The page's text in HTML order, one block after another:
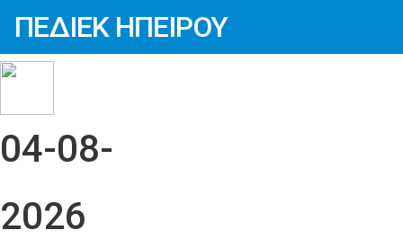
ΠΕΔΙΕΚ ΗΠΕΙΡΟΥ
04-08-
2026